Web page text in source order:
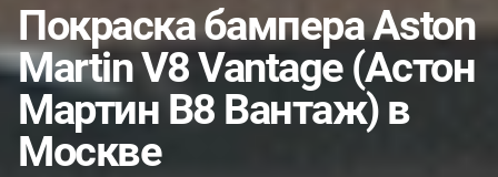
Покраска бампера Aston
Martin V8 Vantage (Астон
Мартин В8 Вантаж) в
Москве